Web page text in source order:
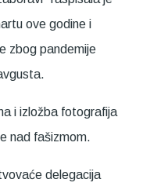
ove godine i
zbog pandemije
i izložba fotografija
nad fašizmom.
delegacija